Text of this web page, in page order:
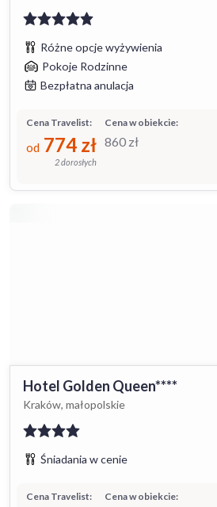
Różne opcje wyżywienia
Pokoje Rodzinne
Bezpłatna anulacja
Cena w obiekcie:
860 zł
Cena Travelist:
od 774 zł
2 dorosłych
Hotel Golden Queen****
Kraków, małopolskie
Śniadania w cenie
Cena w obiekcie:
Cena Travelist: